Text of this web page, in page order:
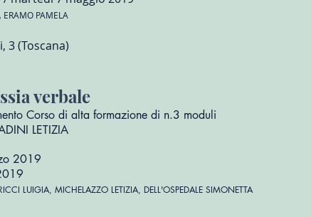
ERAMO PAMELA
3 (Toscana)
verbale
Corso di alta formazione di n.3 moduli
LETIZIA
2019
LUIGIA, MICHELAZZO LETIZIA, DELL'OSPEDALE SIMONETTA